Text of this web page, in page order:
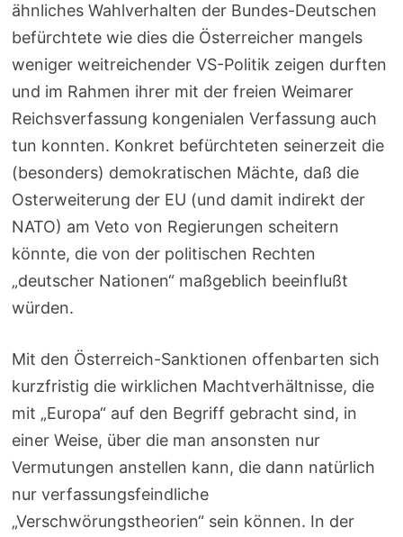
ähnliches Wahlverhalten der Bundes-Deutschen
befürchtete wie dies die Österreicher mangels
weniger weitreichender VS-Politik zeigen durften
und im Rahmen ihrer mit der freien Weimarer
Reichsverfassung kongenialen Verfassung auch
tun konnten. Konkret befürchteten seinerzeit die
(besonders) demokratischen Mächte, daß die
Osterweiterung der EU (und damit indirekt der
NATO) am Veto von Regierungen scheitern
könnte, die von der politischen Rechten
„deutscher Nationen“ maßgeblich beeinflußt
würden.
Mit den Österreich-Sanktionen offenbarten sich
kurzfristig die wirklichen Machtverhältnisse, die
mit „Europa“ auf den Begriff gebracht sind, in
einer Weise, über die man ansonsten nur
Vermutungen anstellen kann, die dann natürlich
nur verfassungsfeindliche
„Verschwörungstheorien“ sein können. In der